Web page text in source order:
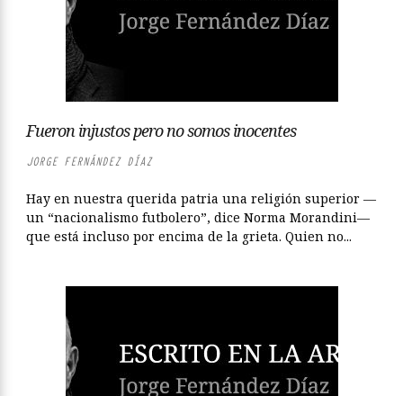
Fueron injustos pero no somos inocentes
JORGE FERNÁNDEZ DÍAZ
Hay en nuestra querida patria una religión superior —
un “nacionalismo futbolero”, dice Norma Morandini—
que está incluso por encima de la grieta. Quien no...